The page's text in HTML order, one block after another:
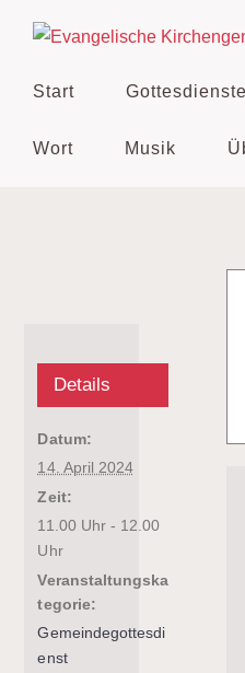
Inhalt
Start
Gottesdienste
Wort Musik
Details
Datum:
14. April 2024
Zeit:
11.00 Uhr - 12.00
Uhr
Veranstaltungska
tegorie:
Gemeindegottesdi
enst